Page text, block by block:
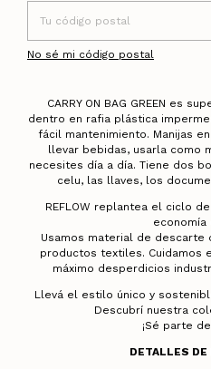
No sé mi código postal
CARRY ON BAG GREEN es
dentro en rafia plástica
fácil mantenimiento. Manijas
llevar bebidas, usarla como
necesites día a día. Tiene dos
celu, las llaves, los
REFLOW replantea el ciclo
economía
Usamos material de
productos textiles. Cuidamos
máximo desperdicios
Llevá el estilo único y
Descubrí nuestra
¡Sé parte
DETALLES